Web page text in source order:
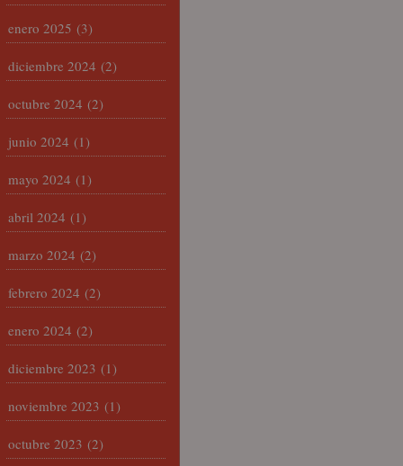
enero 2025 (3)
diciembre 2024 (2)
octubre 2024 (2)
junio 2024 (1)
mayo 2024 (1)
abril 2024 (1)
marzo 2024 (2)
febrero 2024 (2)
enero 2024 (2)
diciembre 2023 (1)
noviembre 2023 (1)
octubre 2023 (2)